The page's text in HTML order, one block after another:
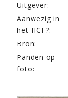
Uitgever:
Aanwezig in
het HCF?:
Bron:
Panden op
foto: